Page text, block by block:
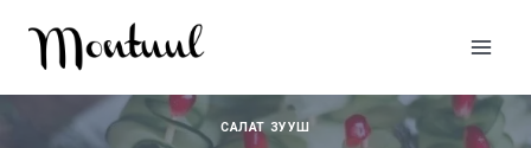
content
САЛАТ ЗУУШ